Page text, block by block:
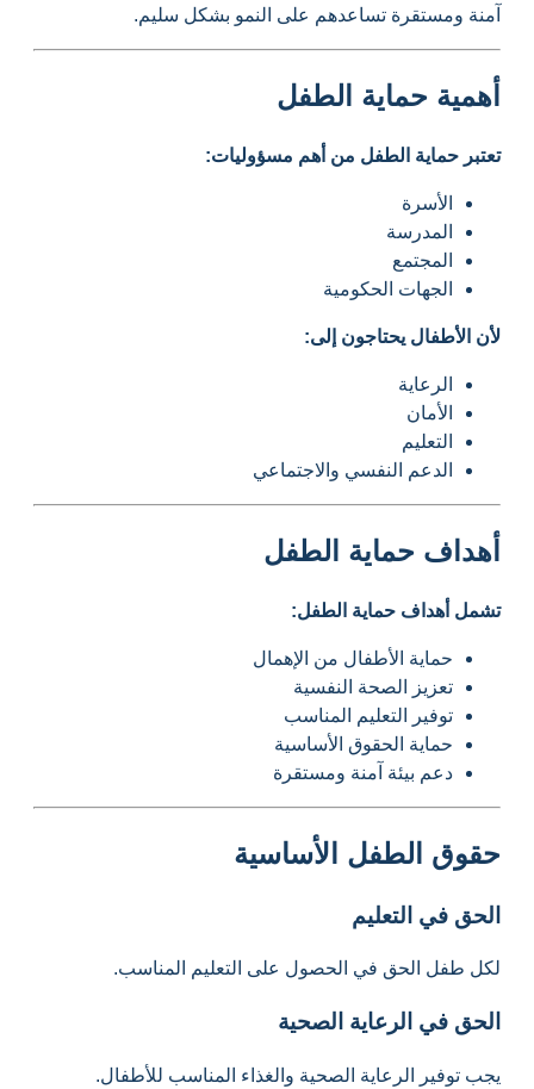
آمنة ومستقرة تساعدهم على النمو بشكل سليم.
أهمية حماية الطفل
تعتبر حماية الطفل من أهم مسؤوليات:
الأسرة
المدرسة
المجتمع
الجهات الحكومية
لأن الأطفال يحتاجون إلى:
الرعاية
الأمان
التعليم
الدعم النفسي والاجتماعي
أهداف حماية الطفل
تشمل أهداف حماية الطفل:
حماية الأطفال من الإهمال
تعزيز الصحة النفسية
توفير التعليم المناسب
حماية الحقوق الأساسية
دعم بيئة آمنة ومستقرة
حقوق الطفل الأساسية
الحق في التعليم
لكل طفل الحق في الحصول على التعليم المناسب.
الحق في الرعاية الصحية
يجب توفير الرعاية الصحية والغذاء المناسب للأطفال.